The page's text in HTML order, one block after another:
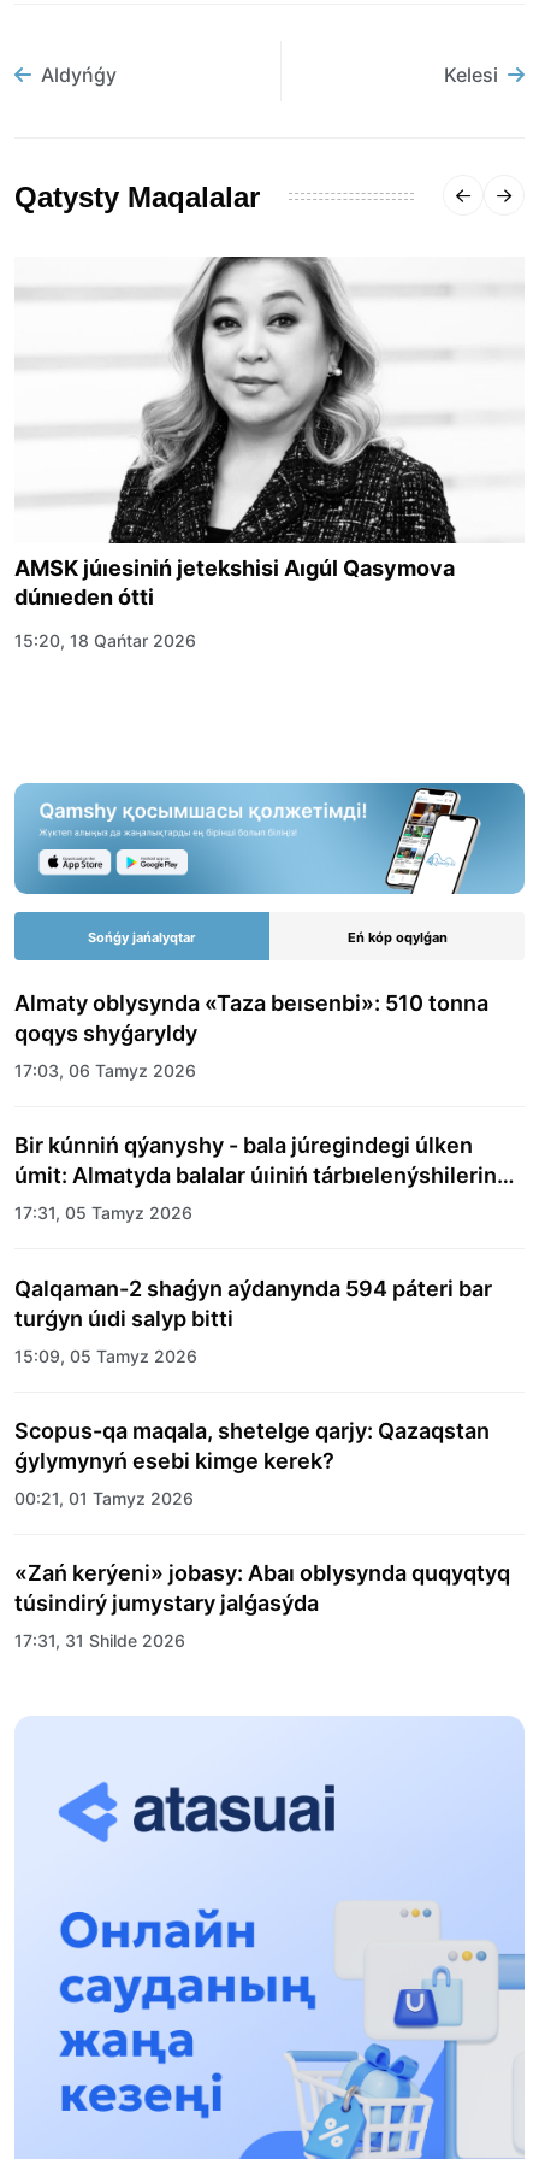
Aldyńǵy Kelesi
Qatysty Maqalalar
AMSK júıesiniń jetekshisi Aıgúl Qasymova
dúnıeden ótti
15:20, 18 Qańtar 2026
Sońǵy jańalyqtar Eń kóp oqylǵan
Almaty oblysynda «Taza beısenbi»: 510 tonna
qoqys shyǵaryldy
17:03, 06 Tamyz 2026
Bir kúnniń qýanyshy - bala júregindegi úlken
úmit: Almatyda balalar úıiniń tárbıelenýshilerine
merekelik kún uıymdastyryldy
17:31, 05 Tamyz 2026
Qalqaman-2 shaǵyn aýdanynda 594 páteri bar
turǵyn úıdi salyp bitti
15:09, 05 Tamyz 2026
Scopus-qa maqala, shetelge qarjy: Qazaqstan
ǵylymynyń esebi kimge kerek?
00:21, 01 Tamyz 2026
«Zań kerýeni» jobasy: Abaı oblysynda quqyqtyq
túsindirý jumystary jalǵasýda
17:31, 31 Shilde 2026
Halyqaralyq «Formýla-1 H2O» jarysyn Qonaev
13:13, 30 Shilde 2026
12:01, 28 Shilde 2026
Abzal Dostıar: Dýman Muhametkárimdi Almaty
túrmesine aýystyrýy múmkin
16:15, 27 Shilde 2026
Óskenbaı Qulataıuly: Rýhanıatqa qyzmet etken